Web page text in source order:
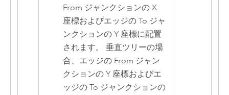
From ジャンクションの X
座標およびエッジの To ジャ
ンクションの Y 座標に配置
されます。 垂直ツリーの場
合、エッジの From ジャン
クションの Y 座標およびエ
ッジの To ジャンクションの